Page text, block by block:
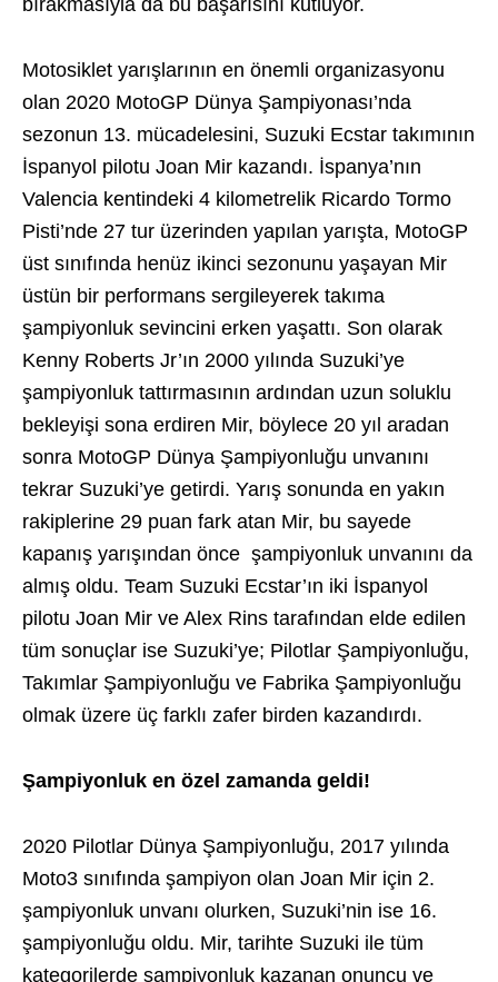
bırakmasıyla da bu başarısını kutluyor.
Motosiklet yarışlarının en önemli organizasyonu
olan 2020 MotoGP Dünya Şampiyonası’nda
sezonun 13. mücadelesini, Suzuki Ecstar takımının
İspanyol pilotu Joan Mir kazandı. İspanya’nın
Valencia kentindeki 4 kilometrelik Ricardo Tormo
Pisti’nde 27 tur üzerinden yapılan yarışta, MotoGP
üst sınıfında henüz ikinci sezonunu yaşayan Mir
üstün bir performans sergileyerek takıma
şampiyonluk sevincini erken yaşattı. Son olarak
Kenny Roberts Jr’ın 2000 yılında Suzuki’ye
şampiyonluk tattırmasının ardından uzun soluklu
bekleyişi sona erdiren Mir, böylece 20 yıl aradan
sonra MotoGP Dünya Şampiyonluğu unvanını
tekrar Suzuki’ye getirdi. Yarış sonunda en yakın
rakiplerine 29 puan fark atan Mir, bu sayede
kapanış yarışından önce şampiyonluk unvanını da
almış oldu. Team Suzuki Ecstar’ın iki İspanyol
pilotu Joan Mir ve Alex Rins tarafından elde edilen
tüm sonuçlar ise Suzuki’ye; Pilotlar Şampiyonluğu,
Takımlar Şampiyonluğu ve Fabrika Şampiyonluğu
olmak üzere üç farklı zafer birden kazandırdı.
Şampiyonluk en özel zamanda geldi!
2020 Pilotlar Dünya Şampiyonluğu, 2017 yılında
Moto3 sınıfında şampiyon olan Joan Mir için 2.
şampiyonluk unvanı olurken, Suzuki’nin ise 16.
şampiyonluğu oldu. Mir, tarihte Suzuki ile tüm
kategorilerde şampiyonluk kazanan onuncu ve